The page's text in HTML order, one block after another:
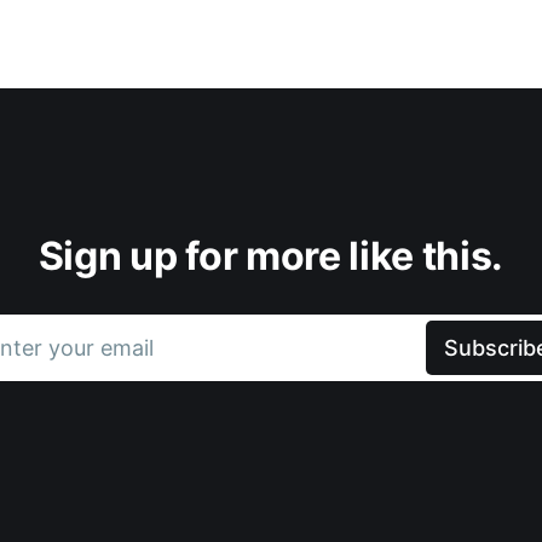
Sign up for more like this.
your email